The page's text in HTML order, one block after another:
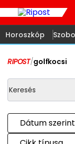
Horoszkóp
RIPOST/golfkocsi
Dátum szerint